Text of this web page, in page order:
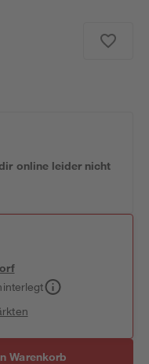
online leider nicht
Warenkorb